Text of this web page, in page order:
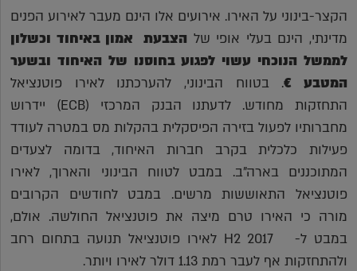
הקצר-בינוני על האירו. אירועים אלו הינם מעבר לאירוע הפנים
מדינתי, הינם בעלי אופי של הצבעת אמון באיחוד וכשלון
לממשל הנוכחי עשוי לפגוע בחוסנו של האיחוד ובשער
המטבע €. בטווח הבינוני, להערכתנו לאירו פוטנציאל
התחזקות מחודש. לדעתנו הבנק המרכזי (ECB) יידרוש
מחברותיו לפעול בזירה הפיסקלית בהקלות מס במטרה לעודד
פעילות כלכלית בקרב חברות האיחוד, בדומה לצעדים
המתוכננים בארה"ב. במבט לטווח הבינוני והארוך, לאירו
פוטנציאל התאוששות מרשים. במבט לחודשים הקרובים
מורה כי האירו טרם מיצה את פוטנציאל החולשה. אולם,
במבט ל- H2 2017 לאירו פוטנציאל תנועה בתחום רחב
ולהתחזקות אף לעבר רמת 1.13 דולר לאירו ויותר.